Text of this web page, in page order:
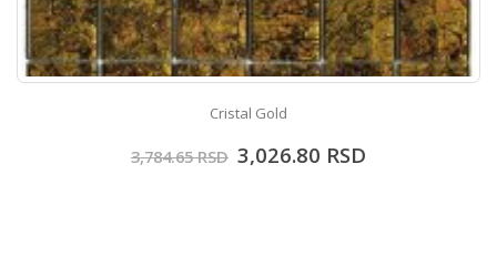
Cristal Gold
3,784.65RSD 3,026.80 RSD